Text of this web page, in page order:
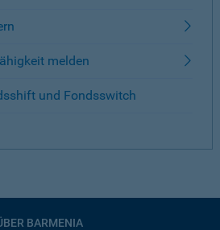
melden
und Fondsswitch
BARMENIA